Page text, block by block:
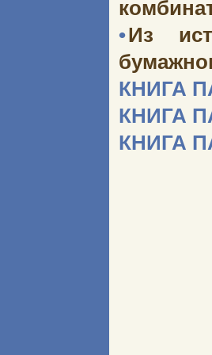
•Из
КНИГА
КНИГА
КНИГА